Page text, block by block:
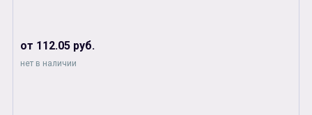
от 112.05 руб.
нет в наличии